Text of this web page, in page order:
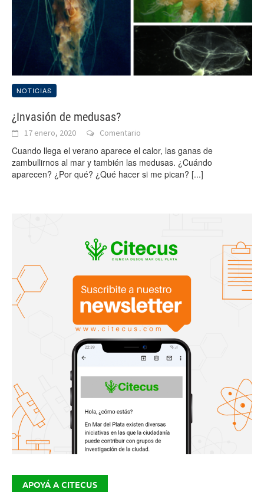
NOTICIAS
¿Invasión de medusas?
17 enero, 2020 Comentario
Cuando llega el verano aparece el calor, las ganas de
zambullirnos al mar y también las medusas. ¿Cuándo
aparecen? ¿Por qué? ¿Qué hacer si me pican? [...]
APOYÁ A CITECUS